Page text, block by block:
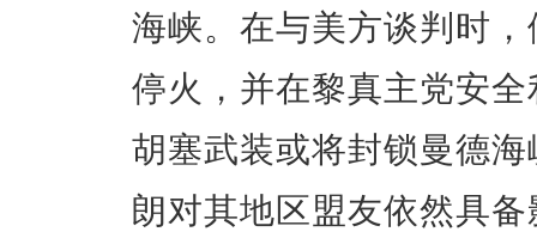
海峡。在与美方谈判时
停火，并在黎真主党安
胡塞武装或将封锁曼德
朗对其地区盟友依然具